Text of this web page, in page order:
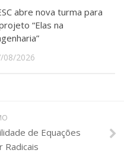
abre nova turma para
“Elas na
08/2026
de Equações
Radicais